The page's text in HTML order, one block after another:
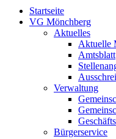
Startseite
VG Mönchberg
Aktuelles
Aktuelle
Amtsblatt
Verwaltung
Bürgerservice